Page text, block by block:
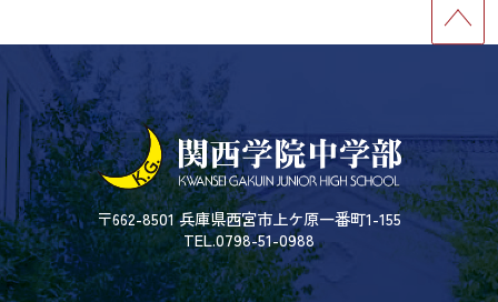
〒662-8501 兵庫県西宮市上ケ原一番町1-155
TEL.0798-51-0988